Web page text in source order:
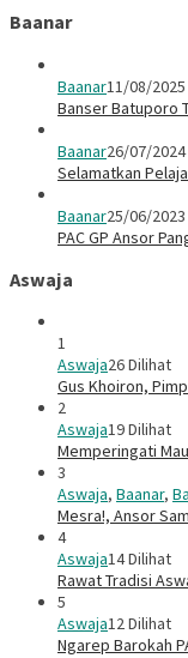
Baanar
Baanar11/08/2025
Banser Batuporo
Baanar26/07/2024
Selamatkan
Baanar25/06/2023
PAC GP Ansor
Aswaja
1
Aswaja26 Dilihat
Gus Khoiron,
2
Aswaja19 Dilihat
Memperingati
3
Aswaja, Baanar,
Mesra!, Ansor
4
Aswaja14 Dilihat
Rawat Tradisi
5
Aswaja12 Dilihat
Ngarep Barokah